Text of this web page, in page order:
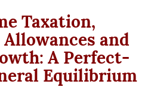
Taxation,
and
A Perfect-
Equilibrium